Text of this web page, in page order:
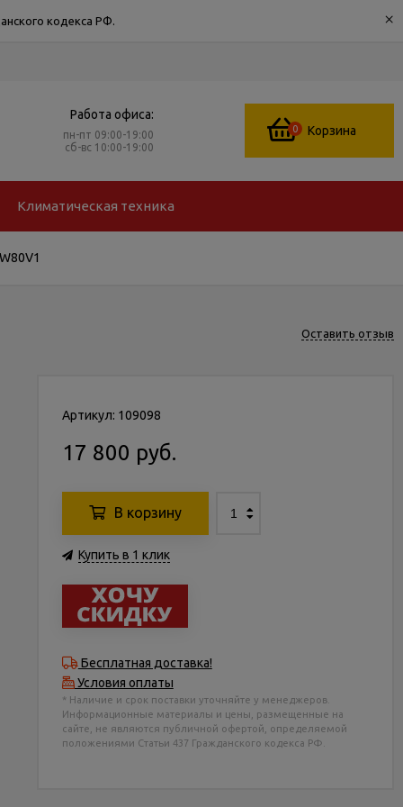
кодекса РФ. ×
Работа офиса:
пн-пт 09:00-19:00
сб-вс 10:00-19:00
0 Корзина
Климатическая техника
Оставить отзыв
Артикул: 109098
17 800 руб.
В корзину
Купить в 1 клик
Бесплатная доставка!
Условия оплаты
* Наличие и срок поставки уточняйте у менеджеров.
Информационные материалы и цены, размещенные на
сайте, не являются публичной офертой, определяемой
положениями Статьи 437 Гражданского кодекса РФ.